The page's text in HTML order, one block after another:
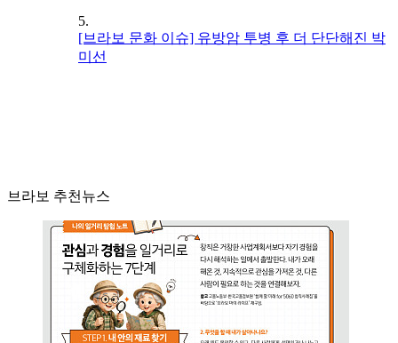
5.
[브라보 문화 이슈] 유방암 투병 후 더 단단해진 박
미선
브라보 추천뉴스